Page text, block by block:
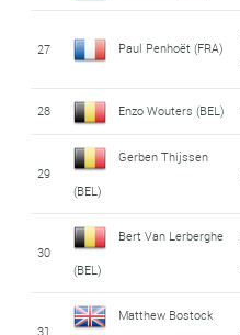
27 Paul Penhoët (FRA)
28 Enzo Wouters (BEL)
29
Gerben Thijssen
(BEL)
30
Bert Van Lerberghe
(BEL)
31
Matthew Bostock